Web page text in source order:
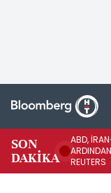
SON
DAKİKA
ABD,
REUTERS